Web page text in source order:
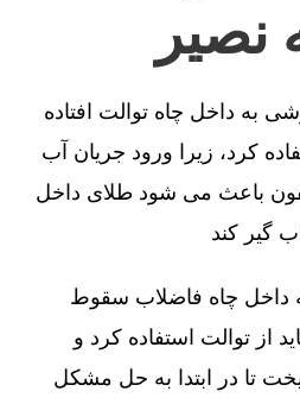
نصیر
به داخل چاه توالت افتاده
کرد، زیرا ورود جریان آب
باعث می شود طلای داخل
گیر کند
داخل چاه فاضلاب سقوط
از توالت استفاده کرد و
تا در ابتدا به حل مشکل